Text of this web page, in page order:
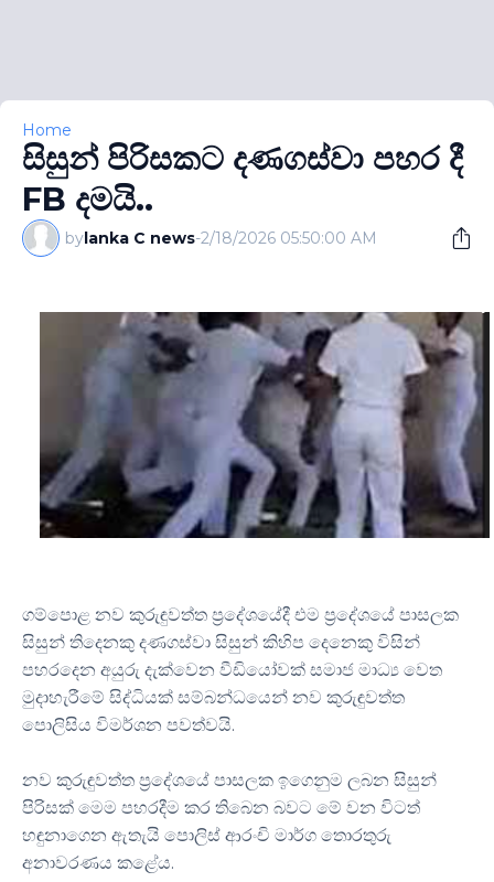
Home
සිසුන් පිරිසකට දණගස්වා පහර දී
FB දමයි..
bylanka C news-2/18/2026 05:50:00 AM
ගම්පොළ නව කුරුඳුවත්ත ප්‍රදේශයේදී එම ප්‍රදේශයේ පාසලක
සිසුන් තිදෙනකු දණගස්වා සිසුන් කිහිප දෙනෙකු විසින්
පහරදෙන අයුරු දැක්වෙන වීඩියෝවක් සමාජ මාධ්‍ය වෙත
මුදාහැරීමේ සිද්ධියක් සම්බන්ධයෙන් නව කුරුඳුවත්ත
පොලිසිය විමර්ශන පවත්වයි.
නව කුරුඳුවත්ත ප්‍රදේශයේ පාසලක ඉගෙනුම ලබන සිසුන්
පිරිසක් මෙම පහරදීම කර තිබෙන බවට මේ වන විටත්
හඳුනාගෙන ඇතැයි පොලිස් ආරංචි මාර්ග තොරතුරු
අනාවරණය කළේය.